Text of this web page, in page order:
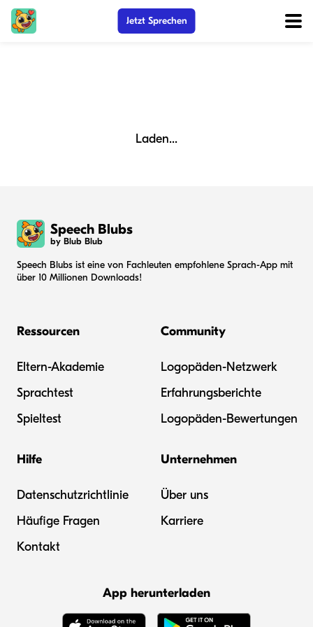
Jetzt Sprechen
Laden...
Speech Blubs
by Blub Blub
Speech Blubs ist eine von Fachleuten empfohlene Sprach-App mit
über 10 Millionen Downloads!
Ressourcen
Eltern-Akademie
Sprachtest
Spieltest
Community
Logopäden-Netzwerk
Erfahrungsberichte
Logopäden-Bewertungen
Hilfe
Datenschutzrichtlinie
Häufige Fragen
Kontakt
Unternehmen
Über uns
Karriere
App herunterladen